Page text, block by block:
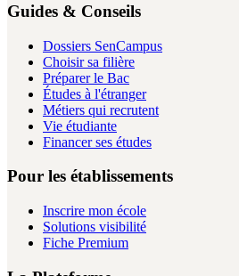
Guides & Conseils
Dossiers SenCampus
Choisir sa filière
Préparer le Bac
Études à l'étranger
Métiers qui recrutent
Vie étudiante
Financer ses études
Pour les établissements
Inscrire mon école
Solutions visibilité
Fiche Premium